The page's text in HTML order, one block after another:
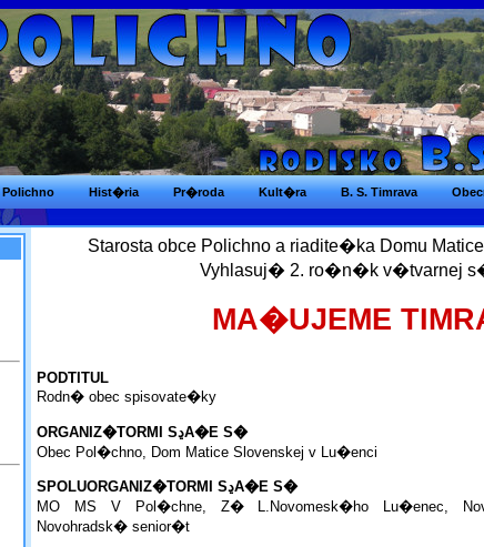
Polichno Hist�ria Pr�roda Kult�ra B. S. Timrava
Starosta obce Polichno a riadite�ka Domu
Vyhlasuj� 2. ro�n�k v�tvarnej
MA�UJEME
PODTITUL
Rodn� obec spisovate�ky
ORGANIZ�TORMI SڍA�E S�
Obec Pol�chno, Dom Matice Slovenskej v Lu�enci
SPOLUORGANIZ�TORMI SڍA�E S�
MO MS V Pol�chne, Z� L.Novomesk�ho Lu�enec,
Novohradsk� senior�t